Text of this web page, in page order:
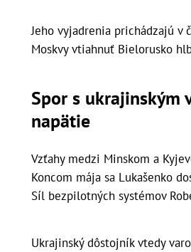
Jeho vyjadrenia prichádzajú v
Moskvy vtiahnuť Bielorusko
Spor s ukrajinským
napätie
Vzťahy medzi Minskom a
Koncom mája sa Lukašenko
Síl bezpilotných systémov
Ukrajinský dôstojník vtedy